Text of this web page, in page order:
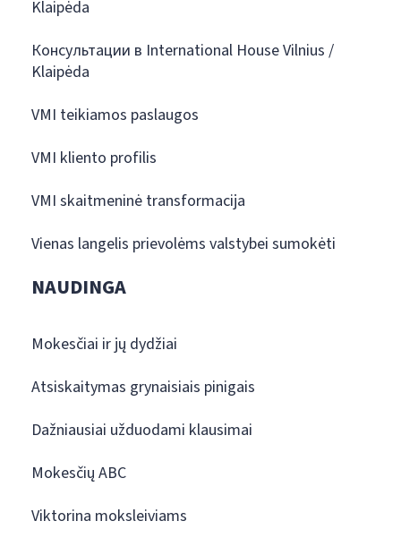
Klaipėda
Консультации в International House Vilnius /
Klaipėda
VMI teikiamos paslaugos
VMI kliento profilis
VMI skaitmeninė transformacija
Vienas langelis prievolėms valstybei sumokėti
NAUDINGA
Mokesčiai ir jų dydžiai
Atsiskaitymas grynaisiais pinigais
Dažniausiai užduodami klausimai
Mokesčių ABC
Viktorina moksleiviams